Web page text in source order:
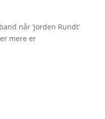
når ’Jorden Rundt’
mere er